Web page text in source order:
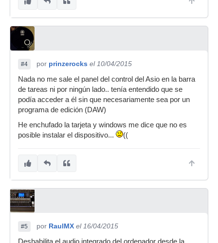
#4 por prinzerocks el 10/04/2015
Nada no me sale el panel del control del Asio en la barra
de tareas ni por ningún lado.. tenía entendido que se
podía acceder a él sin que necesariamente sea por un
programa de edición (DAW)
He enchufado la tarjeta y windows me dice que no es
posible instalar el dispositivo...
((
#5 por RaulMX el 16/04/2015